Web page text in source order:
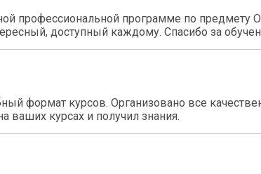
профессиональной программе по предмету
доступный каждому. Спасибо за
формат курсов. Организовано все
ваших курсах и получил знания.